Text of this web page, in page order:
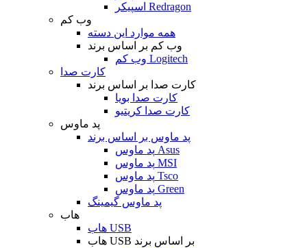
اسپیکر Redragon
وب کم
همه موارد این دسته
وب کم بر اساس برند
وب کم Logitech
کارت صدا
کارت صدا بر اساس برند
کارت صدا بویا
کارت صدا کریتیو
پد ماوس
پد ماوس بر اساس برند
پد ماوس Asus
پد ماوس MSI
پد ماوس Tsco
پد ماوس Green
پد ماوس گیمینگ
هاب
هاب USB
هاب USB بر اساس برند